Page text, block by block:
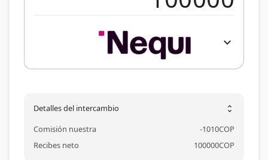
expand_more
Detalles del intercambio unfold_more
Comisión nuestra -1010COP
Recibes neto
100000COP